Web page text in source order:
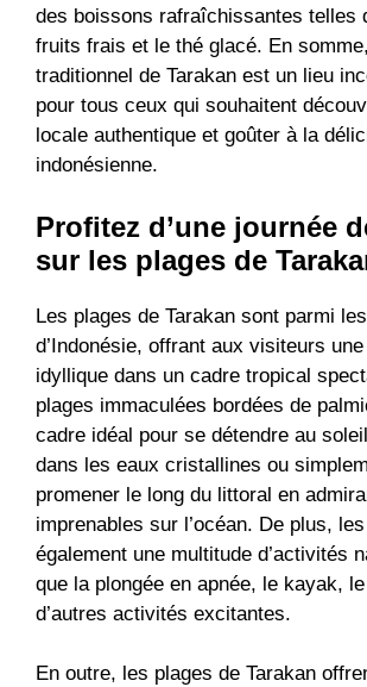
des boissons rafraîchissantes telles
fruits frais et le thé glacé. En
traditionnel de Tarakan est un lieu
pour tous ceux qui souhaitent
locale authentique et goûter à la
indonésienne.
Profitez d’une journée
sur les plages de
Les plages de Tarakan sont parmi
d’Indonésie, offrant aux visiteurs
idyllique dans un cadre tropical
plages immaculées bordées de
cadre idéal pour se détendre au
dans les eaux cristallines ou
promener le long du littoral en
imprenables sur l’océan. De plus,
également une multitude d’activités
que la plongée en apnée, le kayak,
d’autres activités excitantes.
En outre, les plages de Tarakan